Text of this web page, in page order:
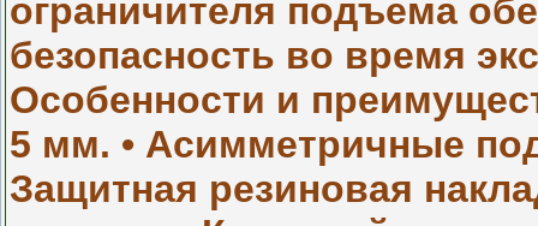
ограничителя подъема
безопасность во время
Особенности и
5 мм. • Асимметричные
Защитная резиновая